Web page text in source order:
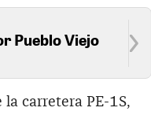
Pueblo Viejo
carretera PE-1S,